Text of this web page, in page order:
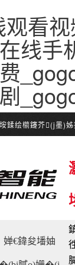
看
线
鍒绘櫤鑳芥(j墨)
婵€鍏夋墦妯